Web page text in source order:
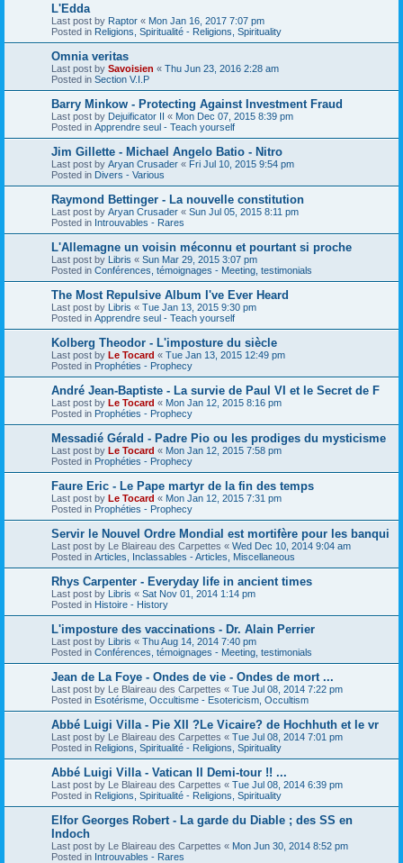
L'Edda
Last post by Raptor « Mon Jan 16, 2017 7:07 pm
Posted in Religions, Spiritualité - Religions, Spirituality
Omnia veritas
Last post by Savoisien « Thu Jun 23, 2016 2:28 am
Posted in Section V.I.P
Barry Minkow - Protecting Against Investment Fraud
Last post by Dejuificator II « Mon Dec 07, 2015 8:39 pm
Posted in Apprendre seul - Teach yourself
Jim Gillette - Michael Angelo Batio - Nitro
Last post by Aryan Crusader « Fri Jul 10, 2015 9:54 pm
Posted in Divers - Various
Raymond Bettinger - La nouvelle constitution
Last post by Aryan Crusader « Sun Jul 05, 2015 8:11 pm
Posted in Introuvables - Rares
L'Allemagne un voisin méconnu et pourtant si proche
Last post by Libris « Sun Mar 29, 2015 3:07 pm
Posted in Conférences, témoignages - Meeting, testimonials
The Most Repulsive Album I've Ever Heard
Last post by Libris « Tue Jan 13, 2015 9:30 pm
Posted in Apprendre seul - Teach yourself
Kolberg Theodor - L'imposture du siècle
Last post by Le Tocard « Tue Jan 13, 2015 12:49 pm
Posted in Prophéties - Prophecy
André Jean-Baptiste - La survie de Paul VI et le Secret de F
Last post by Le Tocard « Mon Jan 12, 2015 8:16 pm
Posted in Prophéties - Prophecy
Messadié Gérald - Padre Pio ou les prodiges du mysticisme
Last post by Le Tocard « Mon Jan 12, 2015 7:58 pm
Posted in Prophéties - Prophecy
Faure Eric - Le Pape martyr de la fin des temps
Last post by Le Tocard « Mon Jan 12, 2015 7:31 pm
Posted in Prophéties - Prophecy
Servir le Nouvel Ordre Mondial est mortifère pour les banqui
Last post by Le Blaireau des Carpettes « Wed Dec 10, 2014 9:04 am
Posted in Articles, Inclassables - Articles, Miscellaneous
Rhys Carpenter - Everyday life in ancient times
Last post by Libris « Sat Nov 01, 2014 1:14 pm
Posted in Histoire - History
L'imposture des vaccinations - Dr. Alain Perrier
Last post by Libris « Thu Aug 14, 2014 7:40 pm
Posted in Conférences, témoignages - Meeting, testimonials
Jean de La Foye - Ondes de vie - Ondes de mort ...
Last post by Le Blaireau des Carpettes « Tue Jul 08, 2014 7:22 pm
Posted in Esotérisme, Occultisme - Esotericism, Occultism
Abbé Luigi Villa - Pie XII ?Le Vicaire? de Hochhuth et le vr
Last post by Le Blaireau des Carpettes « Tue Jul 08, 2014 7:01 pm
Posted in Religions, Spiritualité - Religions, Spirituality
Abbé Luigi Villa - Vatican II Demi-tour !! ...
Last post by Le Blaireau des Carpettes « Tue Jul 08, 2014 6:39 pm
Posted in Religions, Spiritualité - Religions, Spirituality
Elfor Georges Robert - La garde du Diable ; des SS en
Indoch
Last post by Le Blaireau des Carpettes « Mon Jun 30, 2014 8:52 pm
Posted in Introuvables - Rares